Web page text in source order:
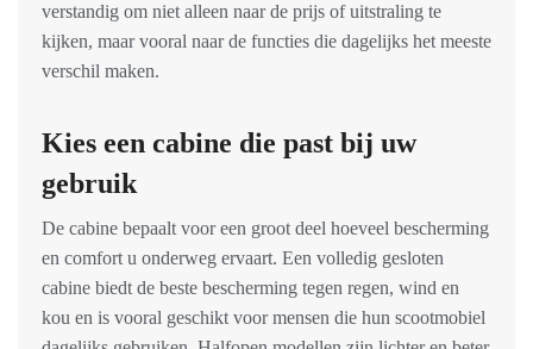
verstandig om niet alleen naar de prijs of uitstraling te
kijken, maar vooral naar de functies die dagelijks het meeste
verschil maken.
Kies een cabine die past bij uw
gebruik
De cabine bepaalt voor een groot deel hoeveel bescherming
en comfort u onderweg ervaart. Een volledig gesloten
cabine biedt de beste bescherming tegen regen, wind en
kou en is vooral geschikt voor mensen die hun scootmobiel